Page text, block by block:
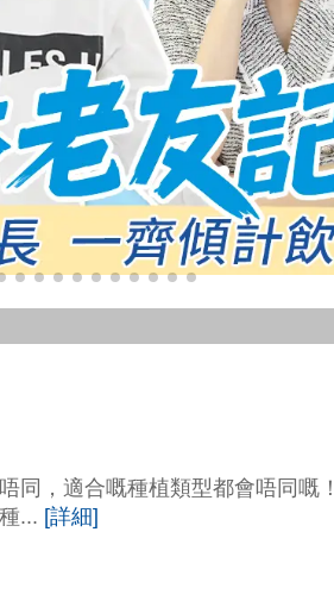
同，適合嘅種植類型都會唔同嘅
... [詳細]